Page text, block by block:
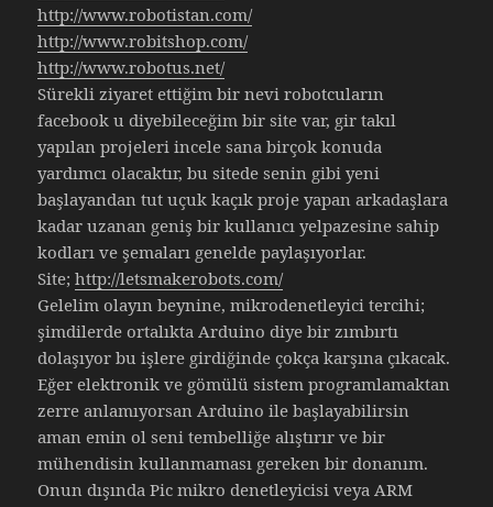
http://www.robotistan.com/
http://www.robitshop.com/
http://www.robotus.net/
Sürekli ziyaret ettiğim bir nevi robotcuların
facebook u diyebileceğim bir site var, gir takıl
yapılan projeleri incele sana birçok konuda
yardımcı olacaktır, bu sitede senin gibi yeni
başlayandan tut uçuk kaçık proje yapan arkadaşlara
kadar uzanan geniş bir kullanıcı yelpazesine sahip
kodları ve şemaları genelde paylaşıyorlar.
Site;http://letsmakerobots.com/
Gelelim olayın beynine, mikrodenetleyici tercihi;
şimdilerde ortalıkta Arduino diye bir zımbırtı
dolaşıyor bu işlere girdiğinde çokça karşına çıkacak.
Eğer elektronik ve gömülü sistem programlamaktan
zerre anlamıyorsan Arduino ile başlayabilirsin
aman emin ol seni tembelliğe alıştırır ve bir
mühendisin kullanmaması gereken bir donanım.
Onun dışında Pic mikro denetleyicisi veya ARM